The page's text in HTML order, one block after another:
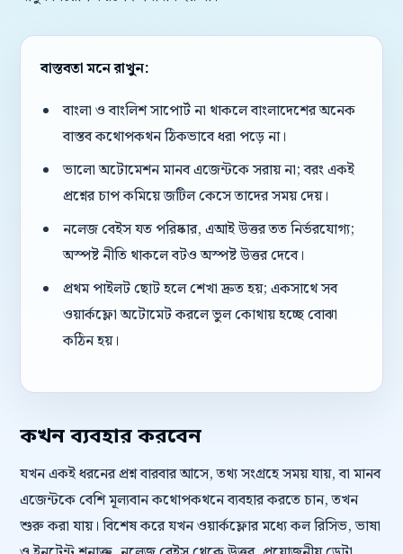
বাস্তবতা মনে রাখুন:
বাংলা ও বাংলিশ সাপোর্ট না থাকলে বাংলাদেশের অনেক
বাস্তব কথোপকথন ঠিকভাবে ধরা পড়ে না।
ভালো অটোমেশন মানব এজেন্টকে সরায় না; বরং একই
প্রশ্নের চাপ কমিয়ে জটিল কেসে তাদের সময় দেয়।
নলেজ বেইস যত পরিষ্কার, এআই উত্তর তত নির্ভরযোগ্য;
অস্পষ্ট নীতি থাকলে বটও অস্পষ্ট উত্তর দেবে।
প্রথম পাইলট ছোট হলে শেখা দ্রুত হয়; একসাথে সব
ওয়ার্কফ্লো অটোমেট করলে ভুল কোথায় হচ্ছে বোঝা
কঠিন হয়।
কখন ব্যবহার করবেন
যখন একই ধরনের প্রশ্ন বারবার আসে, তথ্য সংগ্রহে সময় যায়, বা মানব
এজেন্টকে বেশি মূল্যবান কথোপকথনে ব্যবহার করতে চান, তখন
শুরু করা যায়। বিশেষ করে যখন ওয়ার্কফ্লোর মধ্যে কল রিসিভ, ভাষা